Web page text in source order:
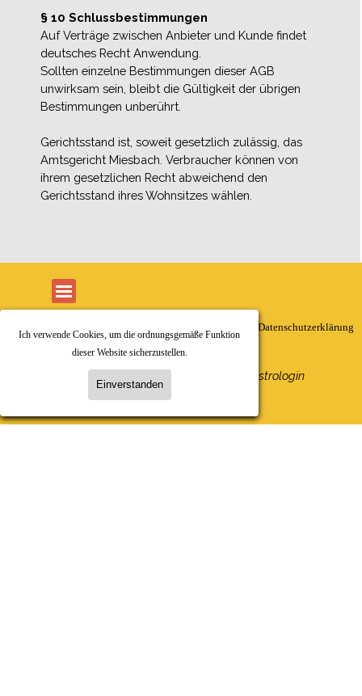
Ich verwende Cookies, um die ordnungsgemäße Funktion
dieser Website sicherzustellen.
Einverstanden
§ 10 Schlussbestimmungen
Auf Verträge zwischen Anbieter und Kunde findet
deutsches Recht Anwendung.
Sollten einzelne Bestimmungen dieser AGB
unwirksam sein, bleibt die Gültigkeit der übrigen
Bestimmungen unberührt.
Gerichtsstand ist, soweit gesetzlich zulässig, das
Amtsgericht Miesbach. Verbraucher können von
ihrem gesetzlichen Recht abweichend den
Gerichtsstand ihres Wohnsitzes wählen.
Menü überspringen
Karin Kruse-Harder Beratende Astrologin
Datenschutzerklärung